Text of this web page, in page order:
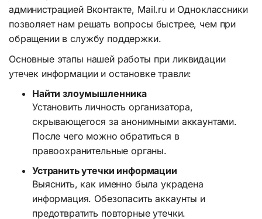
администрацией Вконтакте, Mail.ru и Одноклассники
позволяет нам решать вопросы быстрее, чем при
обращении в службу поддержки.
Основные этапы нашей работы при ликвидации
утечек информации и остановке травли:
Найти злоумышленника
Установить личность организатора,
скрывающегося за анонимными аккаунтами.
После чего можно обратиться в
правоохранительные органы.
Устранить утечки информации
Выяснить, как именно была украдена
информация. Обезопасить аккаунты и
предотвратить повторные утечки.